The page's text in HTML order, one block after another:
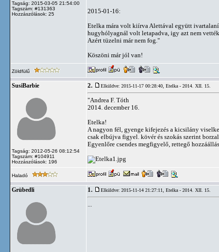
Tagság: 2015-03-05 21:54:00
Tagszám: #131363
Hozzászólások: 25
2015-01-16:
Etelka mára volt kiírva Alettával együtt
hugyhólyagnál volt letapadva, igy azt nem
Azért tüzelni már nem fog."
Köszöni már jól van!
Zöldfülű
SusiBarbie
Tagság: 2012-05-26 08:12:54
Tagszám: #104911
Hozzászólások: 196
2. Elküldve: 2015-11-17 00:28:40, Etelka - 2014. XII. 15.
"Andrea F. Tóth
2014. december 16.
Etelka!
A nagyon fél, gyenge kifejezés a kicsilány
csak elbújva figyel. kövér és szokás szerint
Egyenlőre csendes megfigyelő, rettegő
Haladó
Grübedli 1. Elküldve: 2015-11-14 21:27:11, Etelka - 2014. XII. 15.